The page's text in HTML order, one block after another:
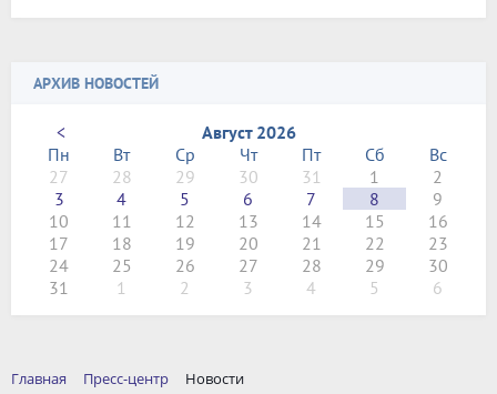
АРХИВ НОВОСТЕЙ
<
Август 2026
Пн
Вт Ср Чт Пт Сб
Вс
27
28 29 30 31 1
2
3
4 5 6 7 8
9
10
11 12 13 14 15
16
17
18 19 20 21 22
23
24
25 26 27 28 29
30
31
1 2 3 4 5 6
Главная Пресс-центр Новости